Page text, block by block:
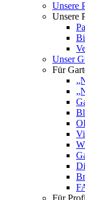
Unsere
Unsere
Unser
Für
Für